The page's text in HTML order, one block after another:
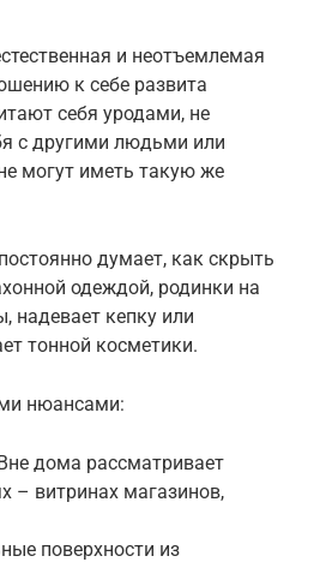
и неотъемлемая
к себе развита
себя уродами, не
с другими людьми или
могут иметь такую же
думает, как скрыть
одеждой, родинки на
кепку или
тонной косметики.
нюансами:
дома рассматривает
– витринах магазинов,
поверхности из